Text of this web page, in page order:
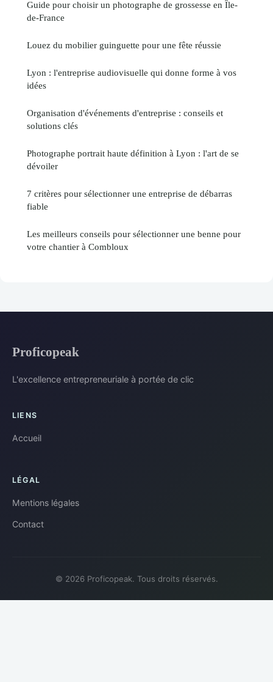
Guide pour choisir un photographe de grossesse en Île-
de-France
Louez du mobilier guinguette pour une fête réussie
Lyon : l'entreprise audiovisuelle qui donne forme à vos
idées
Organisation d'événements d'entreprise : conseils et
solutions clés
Photographe portrait haute définition à Lyon : l'art de se
dévoiler
7 critères pour sélectionner une entreprise de débarras
fiable
Les meilleurs conseils pour sélectionner une benne pour
votre chantier à Combloux
Proficopeak
L'excellence entrepreneuriale à portée de clic
LIENS
Accueil
LÉGAL
Mentions légales
Contact
© 2026 Proficopeak. Tous droits réservés.